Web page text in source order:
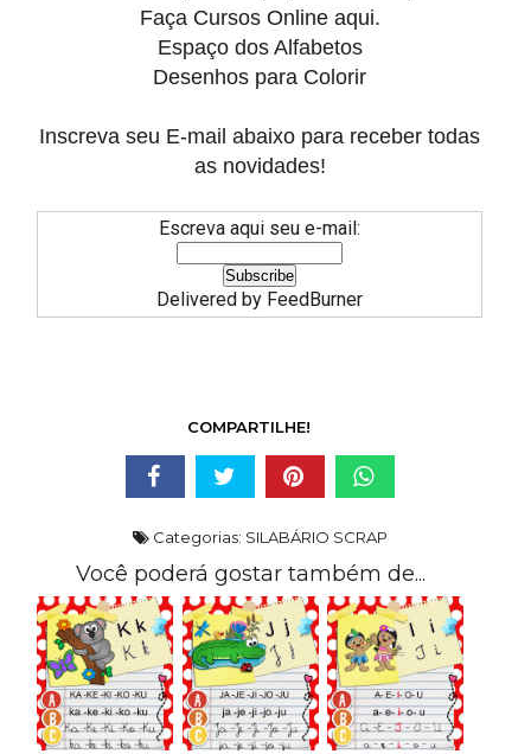
Faça Cursos Online aqui.
Espaço dos Alfabetos
Desenhos para Colorir
Inscreva seu E-mail abaixo para receber todas
as novidades!
Escreva aqui seu e-mail:
Delivered by FeedBurner
COMPARTILHE!
Categorias: SILABÁRIO SCRAP
Você poderá gostar também de...